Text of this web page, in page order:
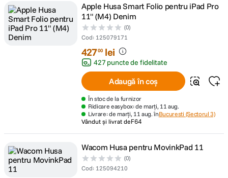
Apple Husa Smart Folio pentru iPad Pro
11" (M4) Denim
(0)
Cod: 125079171
42700 lei
427 puncte de fidelitate
Adaugă în coș
În stoc de la furnizor
Ridicare easybox: de marți, 11 aug.
Livrare: de marți, 11 aug. înBucuresti (Sectorul 3)
Vândut și livrat deF64
Wacom Husa pentru MovinkPad 11
(0)
Cod: 125094210